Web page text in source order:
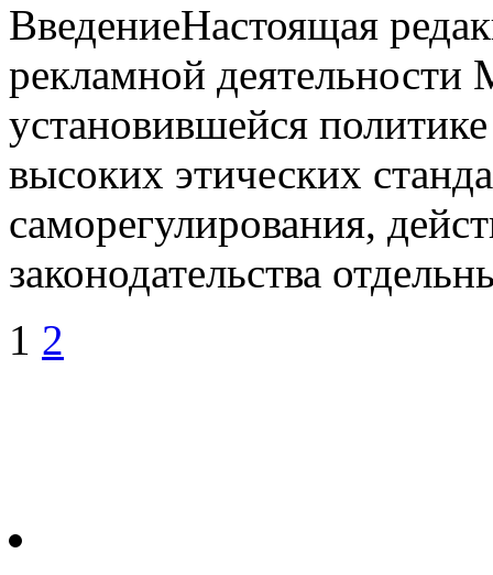
ВведениеНастоящая
рекламной
установившейся
высоких этических
саморегулирования,
законодательства
1 2